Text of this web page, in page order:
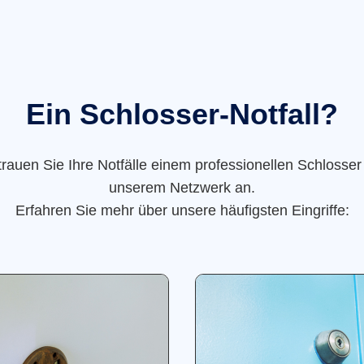
Ein Schlosser-Notfall?
Sie Ihre Notfälle einem professionellen
unserem Netzwerk an.
Erfahren Sie mehr über unsere häufigsten Eingriffe: